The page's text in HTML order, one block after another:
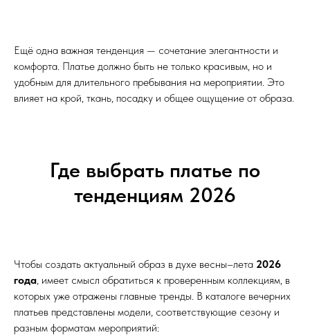
Ещё одна важная тенденция — сочетание элегантности и
комфорта. Платье должно быть не только красивым, но и
удобным для длительного пребывания на мероприятии. Это
влияет на крой, ткань, посадку и общее ощущение от образа.
Где выбрать платье по
тенденциям 2026
Чтобы создать актуальный образ в духе весны–лета 2026
года , имеет смысл обратиться к проверенным коллекциям, в
которых уже отражены главные тренды. В каталоге вечерних
платьев представлены модели, соответствующие сезону и
разным форматам мероприятий: